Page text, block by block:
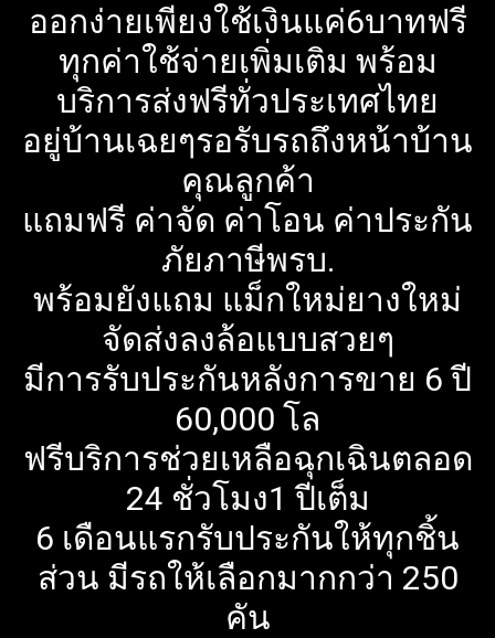
ออกง่ายเพียงใช้เงินแค่6บาทฟรี
ทุกค่าใช้จ่ายเพิ่มเติม พร้อม
บริการส่งฟรีทั่วประเทศไทย
อยู่บ้านเฉยๆรอรับรถถึงหน้าบ้าน
คุณลูกค้า
แถมฟรี ค่าจัด ค่าโอน ค่าประกัน
ภัยภาษีพรบ.
พร้อมยังแถม แม็กใหม่ยางใหม่
จัดส่งลงล้อแบบสวยๆ
มีการรับประกันหลังการขาย 6 ปี
60,000 โล
ฟรีบริการช่วยเหลือฉุกเฉินตลอด
24 ชั่วโมง1 ปีเต็ม
6 เดือนแรกรับประกันให้ทุกชิ้น
ส่วน มีรถให้เลือกมากกว่า 250
คัน